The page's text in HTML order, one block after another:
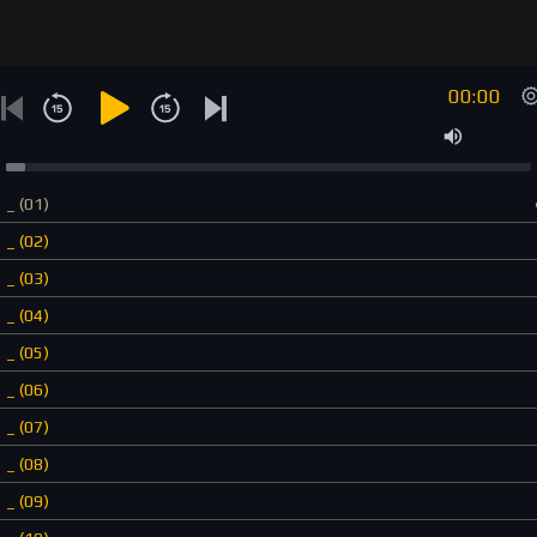
00:00
_ (01)
_ (02)
_ (03)
_ (04)
_ (05)
_ (06)
_ (07)
_ (08)
_ (09)